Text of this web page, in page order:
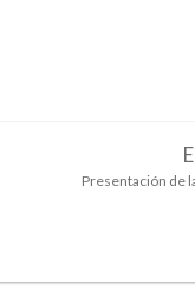
Presentación de